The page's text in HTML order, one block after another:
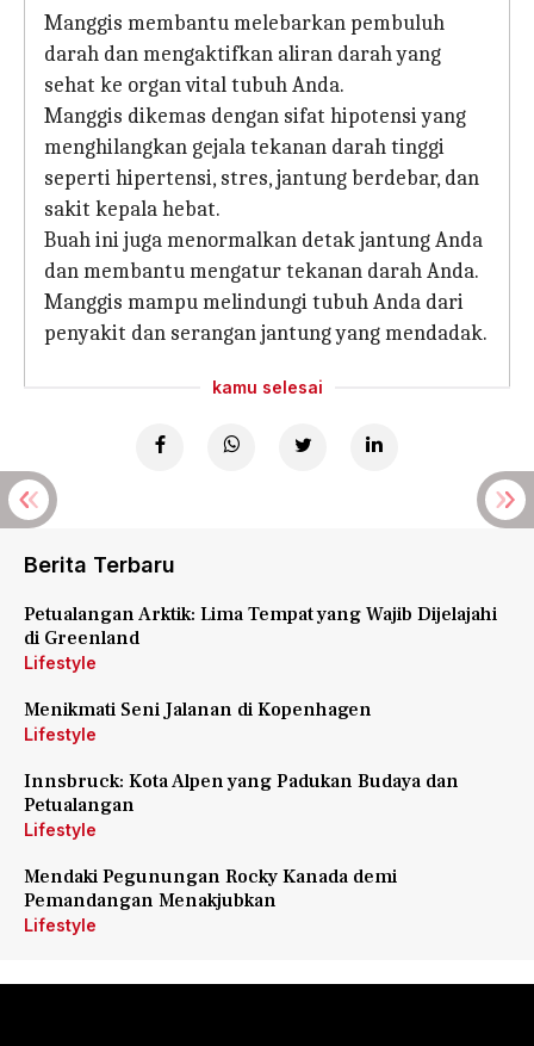
Manggis membantu melebarkan pembuluh
darah dan mengaktifkan aliran darah yang
sehat ke organ vital tubuh Anda.
Manggis dikemas dengan sifat hipotensi yang
menghilangkan gejala tekanan darah tinggi
seperti hipertensi, stres, jantung berdebar, dan
sakit kepala hebat.
Buah ini juga menormalkan detak jantung Anda
dan membantu mengatur tekanan darah Anda.
Manggis mampu melindungi tubuh Anda dari
penyakit dan serangan jantung yang mendadak.
kamu selesai
Berita Terbaru
Petualangan Arktik: Lima Tempat yang Wajib Dijelajahi
di Greenland
Lifestyle
Menikmati Seni Jalanan di Kopenhagen
Lifestyle
Innsbruck: Kota Alpen yang Padukan Budaya dan
Petualangan
Lifestyle
Mendaki Pegunungan Rocky Kanada demi
Pemandangan Menakjubkan
Lifestyle